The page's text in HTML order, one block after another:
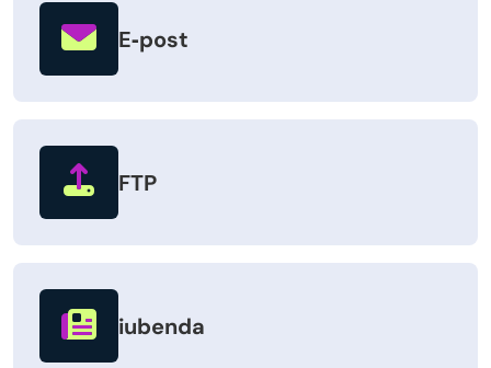
E‑post
FTP
iubenda